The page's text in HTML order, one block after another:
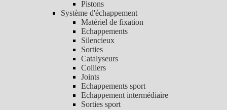
Pistons
Système d'échappement
Matériel de fixation
Echappements
Silencieux
Sorties
Catalyseurs
Colliers
Joints
Echappements sport
Echappement intermédiaire
Sorties sport